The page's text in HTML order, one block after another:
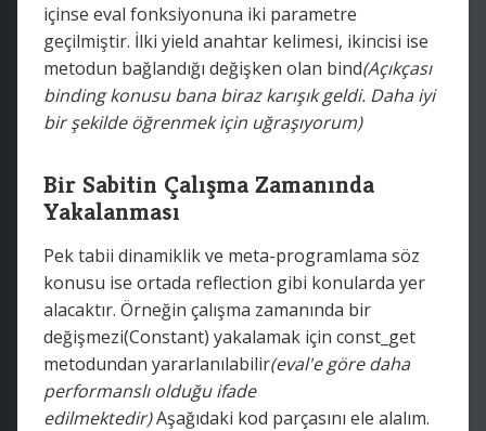
içinse eval fonksiyonuna iki parametre
geçilmiştir. İlki yield anahtar kelimesi, ikincisi ise
metodun bağlandığı değişken olan bind(Açıkçası
binding konusu bana biraz karışık geldi. Daha iyi
bir şekilde öğrenmek için uğraşıyorum)
Bir Sabitin Çalışma Zamanında
Yakalanması
Pek tabii dinamiklik ve meta-programlama söz
konusu ise ortada reflection gibi konularda yer
alacaktır. Örneğin çalışma zamanında bir
değişmezi(Constant) yakalamak için const_get
metodundan yararlanılabilir(eval'e göre daha
performanslı olduğu ifade
edilmektedir)Aşağıdaki kod parçasını ele alalım.